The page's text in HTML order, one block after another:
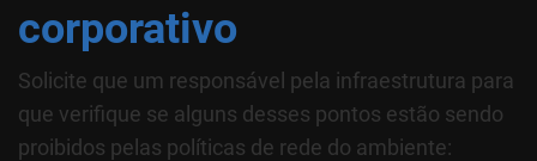
corporativo
Solicite que um responsável pela infraestrutura para
que verifique se alguns desses pontos estão sendo
proibidos pelas políticas de rede do ambiente: